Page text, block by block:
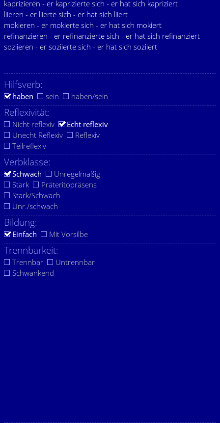
kaprizieren - er kaprizierte sich - er hat sich kapriziert
liieren - er liierte sich - er hat sich liiert
mokieren - er mokierte sich - er hat sich mokiert
refinanzieren - er refinanzierte sich - er hat sich refinanziert
soziieren - er soziierte sich - er hat sich soziiert
Hilfsverb:
haben sein haben/sein
Reflexivität:
Nicht reflexiv
Echt reflexiv
Unecht Reflexiv
Reflexiv
Teilreflexiv
Verbklasse:
Schwach
Unregelmäßig
Stark
Präteritopräsens
Stark/Schwach
Unr./schwach
Bildung:
Einfach Mit Vorsilbe
Trennbarkeit:
Trennbar
Untrennbar
Schwankend